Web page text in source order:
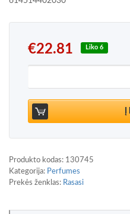
€22.81 Liko 6
produkto kiekis:
Produkto kodas: 130745
Kategorija: Perfumes
Prekės ženklas: Rasasi